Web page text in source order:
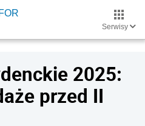
Serwisy
2025:
przed II